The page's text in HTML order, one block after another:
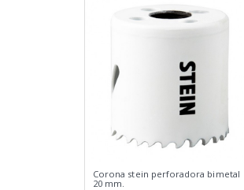
Corona stein perforadora bimetal
20 mm.